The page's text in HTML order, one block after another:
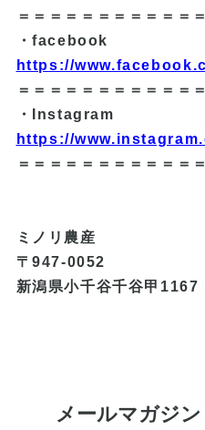
＝＝＝＝＝＝＝＝＝＝＝
・facebook
https://
＝＝＝＝＝＝＝＝＝＝＝
・Instagram
https://
＝＝＝＝＝＝＝＝＝＝＝
ミノリ農産
〒947-0052
新潟県小千谷千谷甲1167
メールマガジ